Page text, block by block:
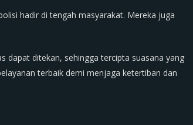
hadir di tengah masyarakat. Mereka juga
dapat ditekan, sehingga tercipta suasana yang
terbaik demi menjaga ketertiban dan